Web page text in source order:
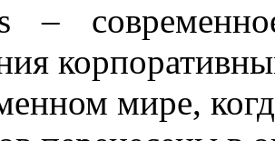
–
мире,